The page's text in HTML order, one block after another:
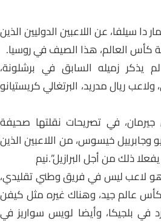
سيلفا، عن اللاعبين الدوليين الذين
العالم، هذا الصيف في روسيا.
زميله السابق في برشلونة،
ريال مدريد، البرتغالي كريستيانو
في تصريحات نقلتها صحيفة
خيسوس، من اللاعبين الذين
ذلك من أجل البرازيل”.نيم
ليس في فريق وطني تقليدي،
عالم جيد، وهناك غيره مثل كيفن
بلجيكا، وأيضا لويس سواريز في